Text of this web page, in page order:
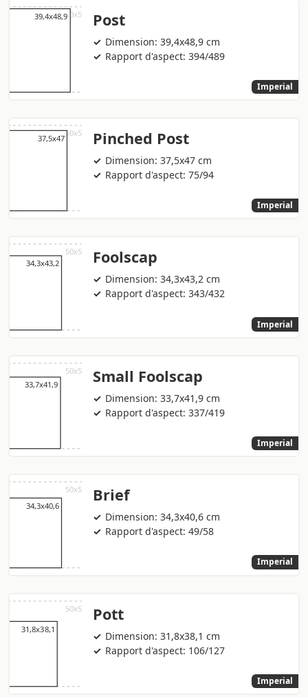
Post
Dimension: 39,4x48,9 cm
Rapport d'aspect: 394/489
Imperial
Pinched Post
Dimension: 37,5x47 cm
Rapport d'aspect: 75/94
Imperial
Foolscap
Dimension: 34,3x43,2 cm
Rapport d'aspect: 343/432
Imperial
Small Foolscap
Dimension: 33,7x41,9 cm
Rapport d'aspect: 337/419
Imperial
Brief
Dimension: 34,3x40,6 cm
Rapport d'aspect: 49/58
Imperial
Pott
Dimension: 31,8x38,1 cm
Rapport d'aspect: 106/127
Imperial